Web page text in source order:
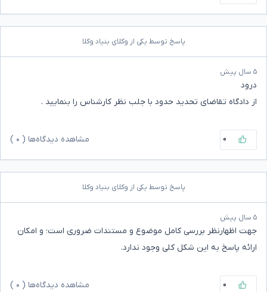
پاسخ توسط یکی از وکلای بنیاد وکلا
۵ سال پیش
درود
از دادگاه تقاضای تحدید حدود با جلب نظر کارشناس را بنمایید .
۰ مشاهده دیدگاه‌ها ( ۰
پاسخ توسط یکی از وکلای بنیاد وکلا
۵ سال پیش
جهت اظهارنظر بررسی کامل موضوع و مستندات ضروری است؛ و امکان
ارائه پاسخ به این شکل کلی وجود ندارد.
۰ مشاهده دیدگاه‌ها ( ۰